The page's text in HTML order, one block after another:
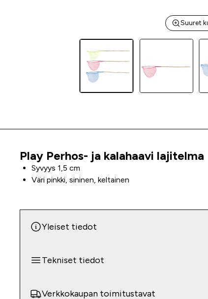
Suuret
Tuoteinfo
Play Perhos- ja kalahaavi lajitelma
Syvyys 1,5 cm
Väri pinkki, sininen, keltainen
Yleiset tiedot
Tekniset tiedot
Verkkokaupan toimitustavat